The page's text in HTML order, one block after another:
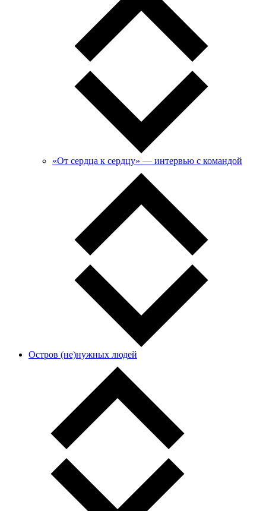
«От сердца к сердцу» — интервью с командой
Остров (не)нужных людей